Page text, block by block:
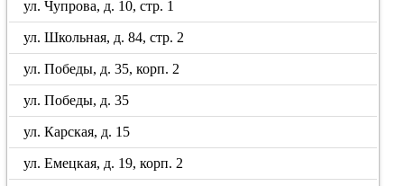
ул. Чупрова, д. 10, стр. 1
ул. Школьная, д. 84, стр. 2
ул. Победы, д. 35, корп. 2
ул. Победы, д. 35
ул. Карская, д. 15
ул. Емецкая, д. 19, корп. 2